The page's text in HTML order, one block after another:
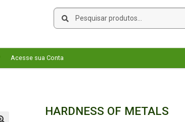
Pesquisar
Pesquisar
Acesse sua Conta
HARDNESS OF METALS